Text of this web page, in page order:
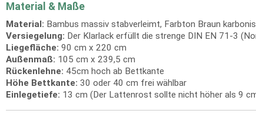
Material & Maße
Material: Bambus massiv stabverleimt, Farbton Braun
Versiegelung: Der Klarlack erfüllt die strenge DIN EN 71-3
Liegefläche: 90 cm x 220 cm
Außenmaß: 105 cm x 239,5 cm
Rückenlehne: 45cm hoch ab Bettkante
Höhe Bettkante: 30 oder 40 cm frei wählbar
Einlegetiefe: 13 cm (Der Lattenrost sollte nicht höher als 9